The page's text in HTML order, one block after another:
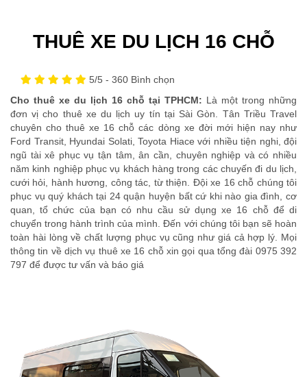
THUÊ XE DU LỊCH 16 CHỖ
5/5 - 360 Bình chọn
Cho thuê xe du lịch 16 chỗ tại TPHCM: Là một trong những
đơn vị cho thuê xe du lịch uy tín tại Sài Gòn. Tân Triều Travel
chuyên cho thuê xe 16 chỗ các dòng xe đời mới hiện nay như
Ford Transit, Hyundai Solati, Toyota Hiace với nhiều tiện nghi, đội
ngũ tài xê phục vụ tận tâm, ân cần, chuyên nghiệp và có nhiều
năm kinh nghiệp phục vụ khách hàng trong các chuyến đi du lịch,
cưới hỏi, hành hương, công tác, từ thiện. Đội xe 16 chỗ chúng tôi
phục vụ quý khách tại 24 quận huyện bất cứ khi nào gia đình, cơ
quan, tổ chức của bạn có nhu cầu sử dụng xe 16 chỗ để di
chuyển trong hành trình của mình. Đến với chúng tôi bạn sẽ hoàn
toàn hài lòng về chất lượng phục vụ cũng như giá cả hợp lý. Mọi
thông tin về dịch vụ thuê xe 16 chỗ xin gọi qua tổng đài 0975 392
797 để được tư vấn và báo giá